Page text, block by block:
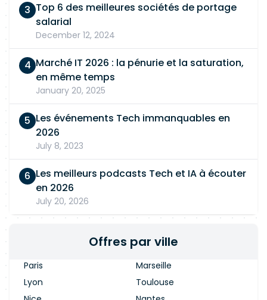
Top 6 des meilleures sociétés de portage
salarial
December 12, 2024
Marché IT 2026 : la pénurie et la saturation,
en même temps
January 20, 2025
Les événements Tech immanquables en
2026
July 8, 2023
Les meilleurs podcasts Tech et IA à écouter
en 2026
July 20, 2026
Offres par ville
Paris
Marseille
Lyon
Toulouse